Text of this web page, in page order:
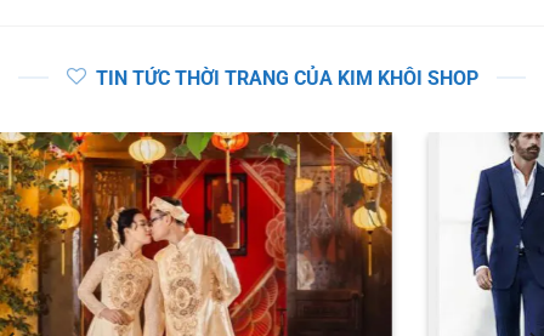
TIN TỨC THỜI TRANG CỦA KIM KHÔI SHOP